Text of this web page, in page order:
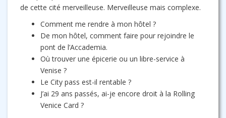
de cette cité merveilleuse. Merveilleuse mais complexe.
Comment me rendre à mon hôtel ?
De mon hôtel, comment faire pour rejoindre le
pont de l’Accademia.
Où trouver une épicerie ou un libre-service à
Venise ?
Le City pass est-il rentable ?
J’ai 29 ans passés, ai-je encore droit à la Rolling
Venice Card ?